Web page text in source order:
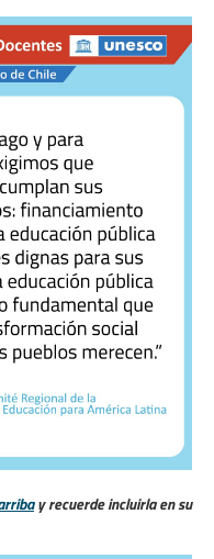
y recuerde incluirla en su